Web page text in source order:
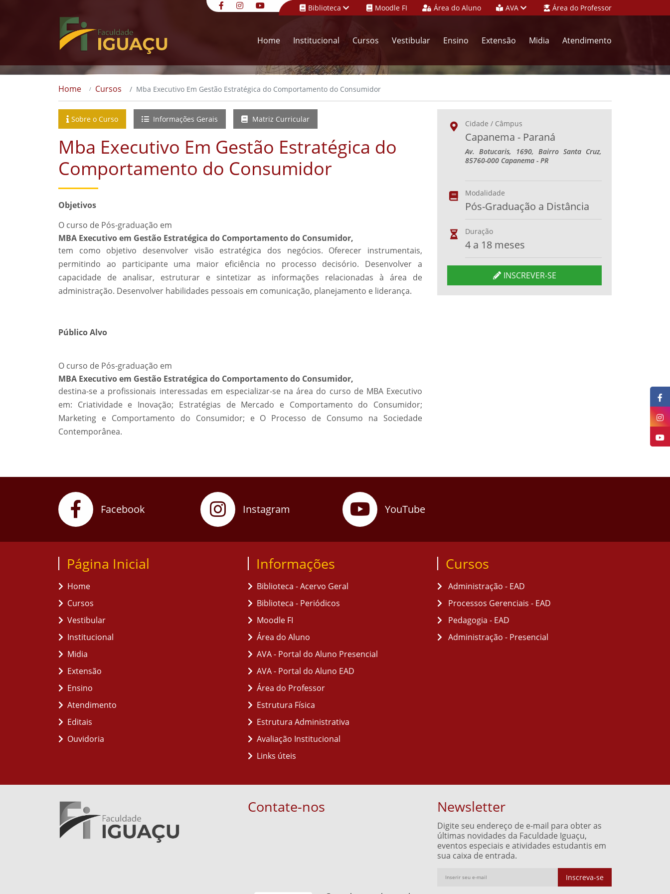
Biblioteca Moodle FI Área do Aluno AVA Área do Professor
Home Institucional Cursos Vestibular Ensino Extensão Midia Atendimento
Home Cursos Mba Executivo Em Gestão Estratégica do Comportamento do Consumidor
Sobre o Curso Informações Gerais Matriz Curricular
Mba Executivo Em Gestão Estratégica do
Comportamento do Consumidor
Objetivos
O curso de Pós-graduação em
MBA Executivo em Gestão Estratégica do Comportamento do Consumidor,
tem como objetivo desenvolver visão estratégica dos negócios. Oferecer instrumentais,
permitindo ao participante uma maior eficiência no processo decisório. Desenvolver a
capacidade de analisar, estruturar e sintetizar as informações relacionadas à área de
administração. Desenvolver habilidades pessoais em comunicação, planejamento e liderança.
Público Alvo
O curso de Pós-graduação em
MBA Executivo em Gestão Estratégica do Comportamento do Consumidor,
destina-se a profissionais interessadas em especializar-se na área do curso de MBA Executivo
em: Criatividade e Inovação; Estratégias de Mercado e Comportamento do Consumidor;
Marketing e Comportamento do Consumidor; e O Processo de Consumo na Sociedade
Contemporânea.
Cidade / Câmpus
Capanema - Paraná
Av. Botucaris, 1690, Bairro Santa Cruz,
85760-000 Capanema - PR
Modalidade
Pós-Graduação a Distância
Duração
4 a 18 meses
INSCREVER-SE
Facebook Instagram YouTube
Página Inicial
Home
Cursos
Vestibular
Institucional
Midia
Extensão
Ensino
Atendimento
Editais
Ouvidoria
Informações
Biblioteca - Acervo Geral
Biblioteca - Periódicos
Moodle FI
Área do Aluno
AVA - Portal do Aluno Presencial
AVA - Portal do Aluno EAD
Área do Professor
Estrutura Física
Estrutura Administrativa
Avaliação Institucional
Links úteis
Cursos
Administração - EAD
Processos Gerenciais - EAD
Pedagogia - EAD
Administração - Presencial
Contate-nos Newsletter
Digite seu endereço de e-mail para obter as
últimas novidades da Faculdade Iguaçu,
eventos especiais e atividades estudantis em
sua caixa de entrada.
Inscreva-se